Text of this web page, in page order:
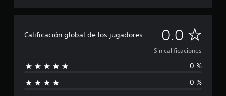
Calificación global de los jugadores 0.0 S
i
n
c
Sin calificaciones
0 %
0 %